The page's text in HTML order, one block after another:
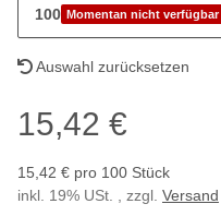
100 Momentan nicht verfügbar
Auswahl zurücksetzen
15,42 €
15,42 € pro 100 Stück
inkl. 19% USt. , zzgl. Versand